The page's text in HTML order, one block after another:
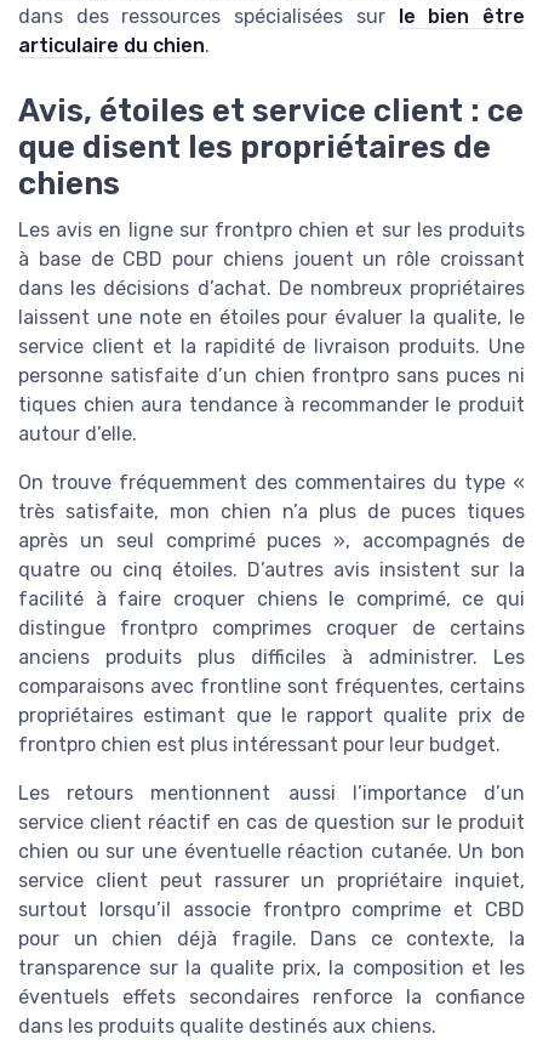
dans des ressources spécialisées sur le bien être
articulaire du chien.
Avis, étoiles et service client : ce
que disent les propriétaires de
chiens
Les avis en ligne sur frontpro chien et sur les produits
à base de CBD pour chiens jouent un rôle croissant
dans les décisions d’achat. De nombreux propriétaires
laissent une note en étoiles pour évaluer la qualite, le
service client et la rapidité de livraison produits. Une
personne satisfaite d’un chien frontpro sans puces ni
tiques chien aura tendance à recommander le produit
autour d’elle.
On trouve fréquemment des commentaires du type «
très satisfaite, mon chien n’a plus de puces tiques
après un seul comprimé puces », accompagnés de
quatre ou cinq étoiles. D’autres avis insistent sur la
facilité à faire croquer chiens le comprimé, ce qui
distingue frontpro comprimes croquer de certains
anciens produits plus difficiles à administrer. Les
comparaisons avec frontline sont fréquentes, certains
propriétaires estimant que le rapport qualite prix de
frontpro chien est plus intéressant pour leur budget.
Les retours mentionnent aussi l’importance d’un
service client réactif en cas de question sur le produit
chien ou sur une éventuelle réaction cutanée. Un bon
service client peut rassurer un propriétaire inquiet,
surtout lorsqu’il associe frontpro comprime et CBD
pour un chien déjà fragile. Dans ce contexte, la
transparence sur la qualite prix, la composition et les
éventuels effets secondaires renforce la confiance
dans les produits qualite destinés aux chiens.